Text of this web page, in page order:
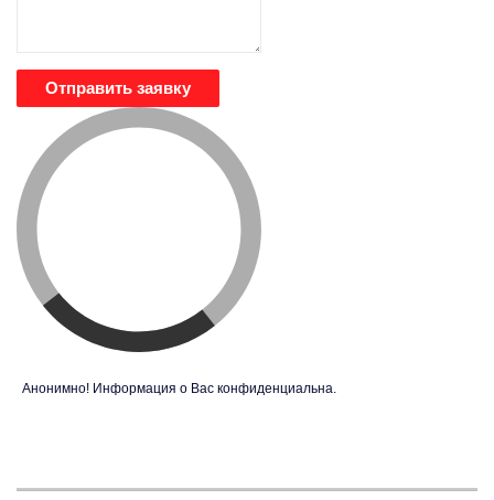
Отправить заявку
Анонимно! Информация о Вас конфиденциальна.